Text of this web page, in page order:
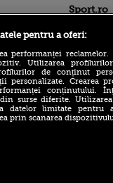
Sport.ro
De
despre
Drăguș la
Rashford,
United,
pentru a oferi:
performanței reclamelor.
Utilizarea
de conținut
personalizate. Crearea
conținutului.
surse diferite.
datelor limitate pentru
prin scanarea